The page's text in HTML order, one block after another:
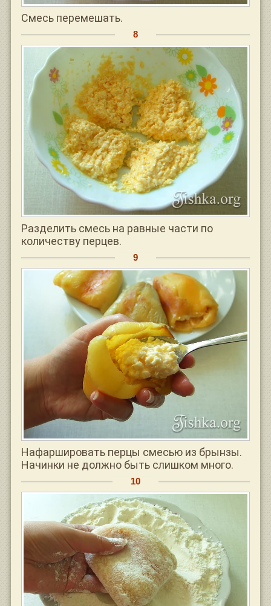
Смесь перемешать.
Разделить смесь на равные части по
количеству перцев.
Нафаршировать перцы смесью из брынзы.
Начинки не должно быть слишком много.